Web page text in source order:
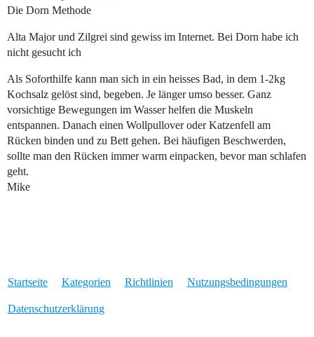
Die Dorn Methode
Alta Major und Zilgrei sind gewiss im Internet. Bei Dorn habe ich
nicht gesucht ich
Als Soforthilfe kann man sich in ein heisses Bad, in dem 1-2kg
Kochsalz gelöst sind, begeben. Je länger umso besser. Ganz
vorsichtige Bewegungen im Wasser helfen die Muskeln
entspannen. Danach einen Wollpullover oder Katzenfell am
Rücken binden und zu Bett gehen. Bei häufigen Beschwerden,
sollte man den Rücken immer warm einpacken, bevor man schlafen
geht.
Mike
Startseite Kategorien Richtlinien Nutzungsbedingungen
Datenschutzerklärung